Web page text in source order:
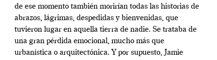
de ese momento también morirían todas las historias de
abrazos, lágrimas, despedidas y bienvenidas, que
tuvieron lugar en aquella tierra de nadie. Se trataba de
una gran pérdida emocional, mucho más que
urbanística o arquitectónica. Y por supuesto, Jamie